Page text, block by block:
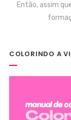
Então, assim
COLORINDO A